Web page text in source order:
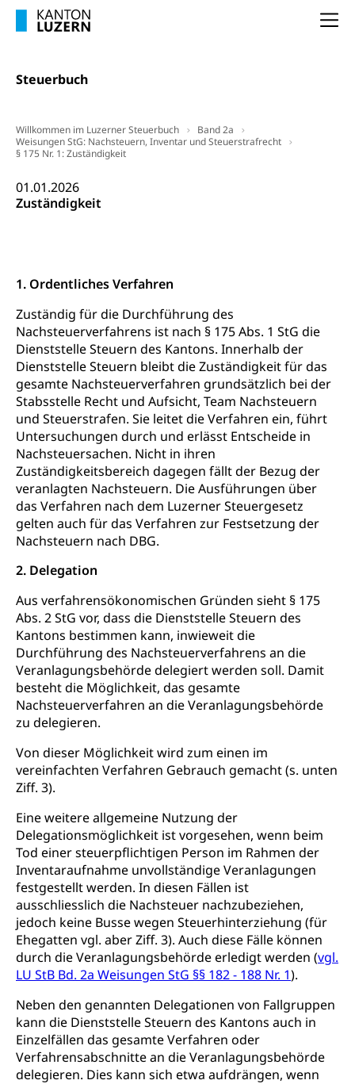
Steuerbuch
Willkommen im Luzerner Steuerbuch
Band 2a
Weisungen StG: Nachsteuern, Inventar und Steuerstrafrecht
§ 175 Nr. 1: Zuständigkeit
01.01.2026
Zuständigkeit
1. Ordentliches Verfahren
Zuständig für die Durchführung des
Nachsteuerverfahrens ist nach § 175 Abs. 1 StG die
Dienststelle Steuern des Kantons. Innerhalb der
Dienststelle Steuern bleibt die Zuständigkeit für das
gesamte Nachsteuerverfahren grundsätzlich bei der
Stabsstelle Recht und Aufsicht, Team Nachsteuern
und Steuerstrafen. Sie leitet die Verfahren ein, führt
Untersuchungen durch und erlässt Entscheide in
Nachsteuersachen. Nicht in ihren
Zuständigkeitsbereich dagegen fällt der Bezug der
veranlagten Nachsteuern. Die Ausführungen über
das Verfahren nach dem Luzerner Steuergesetz
gelten auch für das Verfahren zur Festsetzung der
Nachsteuern nach DBG.
2. Delegation
Aus verfahrensökonomischen Gründen sieht § 175
Abs. 2 StG vor, dass die Dienststelle Steuern des
Kantons bestimmen kann, inwieweit die
Durchführung des Nachsteuerverfahrens an die
Veranlagungsbehörde delegiert werden soll. Damit
besteht die Möglichkeit, das gesamte
Nachsteuerverfahren an die Veranlagungsbehörde
zu delegieren.
Von dieser Möglichkeit wird zum einen im
vereinfachten Verfahren Gebrauch gemacht (s. unten
Ziff. 3).
Eine weitere allgemeine Nutzung der
Delegationsmöglichkeit ist vorgesehen, wenn beim
Tod einer steuerpflichtigen Person im Rahmen der
Inventaraufnahme unvollständige Veranlagungen
festgestellt werden. In diesen Fällen ist
ausschliesslich die Nachsteuer nachzubeziehen,
jedoch keine Busse wegen Steuerhinterziehung (für
Ehegatten vgl. aber Ziff. 3). Auch diese Fälle können
durch die Veranlagungsbehörde erledigt werden (vgl.
LU StB Bd. 2a Weisungen StG §§ 182 - 188 Nr. 1).
Neben den genannten Delegationen von Fallgruppen
kann die Dienststelle Steuern des Kantons auch in
Einzelfällen das gesamte Verfahren oder
Verfahrensabschnitte an die Veranlagungsbehörde
delegieren. Dies kann sich etwa aufdrängen, wenn
Erwerbsausfallentschädigung (WAS Luzern)
Schutzdienstpflicht, Schutzraum,
Schutzraumbaupflicht
Gleichstellung von Frau und Mann
Diskriminierung, Gleichstellungsbüro, Mobbing
Gleichstellung aller Geschlechter und
Schlichtungsbehörde Gleichstellung
Zivilverfahren
Kosten im Zivilprozess
Bankrott, Schulden, Zahlungsunfähigkeit, Pfändung
Schulden (gruezi.lu.ch)
Betreibungsämter
Betreibungsverfahren
Konkursämter
Demokratie
Regierungsform, Stimm- und Wahlrecht,
Stimmrecht, Abstimmungen, Wahlen, politische
Parteien, Grundfreiheiten, Pluralismus
Volksrechte
Kantonale Steuern
Finanzausgleich, Einkommenssteuer, Kopfsteuer,
Personalsteuer, Haushaltssteuer, Vermögenssteuer,
Verrechnungssteuer, Quellensteuer,
Grundstückgewinnsteuer, Liegenschaftssteuer,
Handänderungssteuer, Grundsteuer, Kirchensteuer,
Gewerbesteuer, Vergnügungssteuer,
Reklameplakatsteuer, Verkehrssteuer,
Erbschaftssteuer, Schenkungssteuer, Gewinn- und
Vermittler, Vermittlungsstelle, Schlichtungsstelle,
Vermittlung, Schlichtung, Mediation
Umgang mit Beschwerden (Volksschulen)
Beschwerde Strassenverkehrsamt
Beschwerdestelle Spitäler
Schlichtungsstelle SEG
Rassismus
Diskriminierung, Fremdenfeindlichkeit,
Gleichberechtigung
(fabia)
Strafrecht, Strafrechtspflege, Gerichtsverfahren,
Strafregistereintrag, Strafregisterauszug,
Kriminalität
Strafverfahren Staatsanwaltschaft
Strafregisterauszug bestellen (EJPD)
Vormundschaft
Vormund, Amtsvormund, Mündel,
Vormundschaftsbehörde, Kindesschutz,
Jugendschutz
Kindes- und Erwachsenenschutz KESB
Kindes- und Erwachsenenschutzbehörden im
Kanton Luzern
Umwelt und Bauen
Abfall
Abfallentsorgung, Kehrichtabfuhr, Müllabfuhr
Abfall und Entsorgung
Boden, Natur und Landschaft